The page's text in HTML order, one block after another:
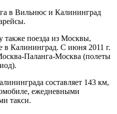
в Вильнюс и Калининград
также поезда из Москвы,
в Калининград. С июня 2011 г.
Паланга-Москва (полеты
составляет 143 км,
ежедневными
такси.